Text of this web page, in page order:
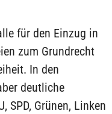
für den Einzug in
zum Grundrecht
In den
deutliche
SPD, Grünen, Linken